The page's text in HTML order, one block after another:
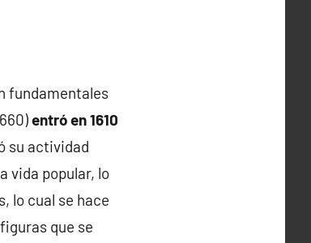
fundamentales
entró en 1610
su actividad
vida popular, lo
lo cual se hace
que se